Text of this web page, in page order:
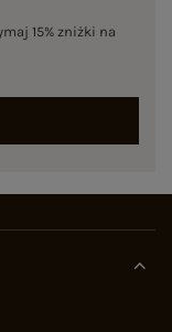
15% zniżki na